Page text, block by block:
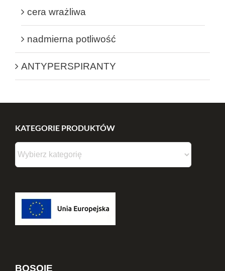
cera wrażliwa
nadmierna potliwość
ANTYPERSPIRANTY
KATEGORIE PRODUKTÓW
BOSQIE